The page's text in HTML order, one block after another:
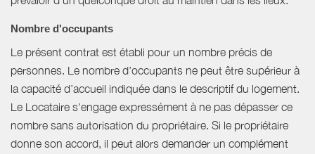
Nombre d'occupants
Le présent contrat est établi pour un nombre précis de
personnes. Le nombre d’occupants ne peut être supérieur à
la capacité d’accueil indiquée dans le descriptif du logement.
Le Locataire s'engage expressément à ne pas dépasser ce
nombre sans autorisation du propriétaire. Si le propriétaire
donne son accord, il peut alors demander un complément